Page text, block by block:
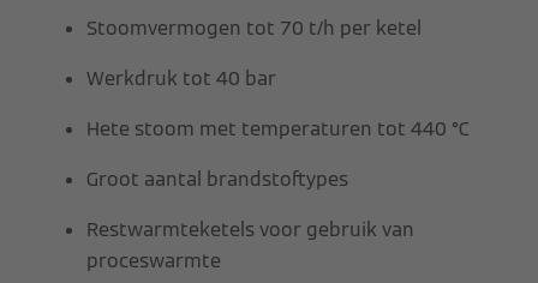
Stoomvermogen tot 70 t/h per ketel
Werkdruk tot 40 bar
Hete stoom met temperaturen tot 440 °C
Groot aantal brandstoftypes
Restwarmteketels voor gebruik van
proceswarmte